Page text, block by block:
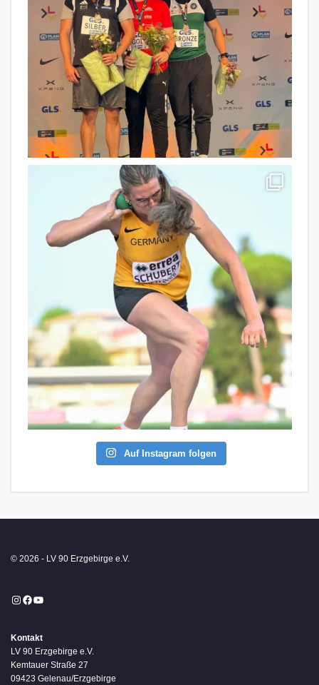
Auf Instagram folgen
© 2026 - LV 90 Erzgebirge e.V.
Instagram
Facebook
YouTube
Kontakt
LV 90 Erzgebirge e.V.
Kemtauer Straße 27
09423 Gelenau/Erzgebirge